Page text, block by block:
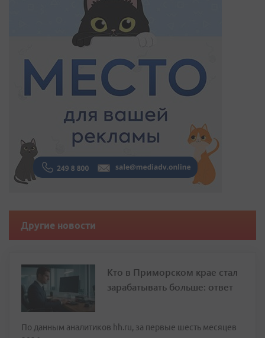
Другие новости
Кто в Приморском крае стал
зарабатывать больше: ответ
По данным аналитиков hh.ru, за первые шесть месяцев